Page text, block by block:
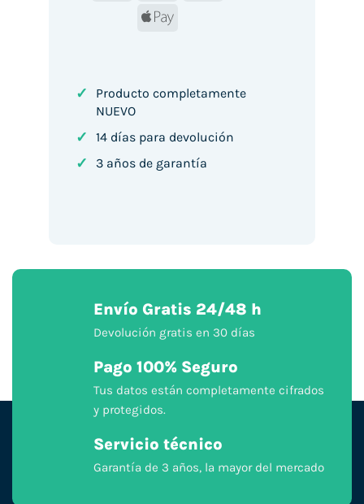
Apple
✓
Producto completamente
NUEVO
✓ 14 días para devolución
✓ 3 años de garantía
Envío Gratis 24/48 h
Devolución gratis en 30 días
Pago 100% Seguro
Tus datos están completamente cifrados
y protegidos.
Servicio técnico
Garantía de 3 años, la mayor del mercado